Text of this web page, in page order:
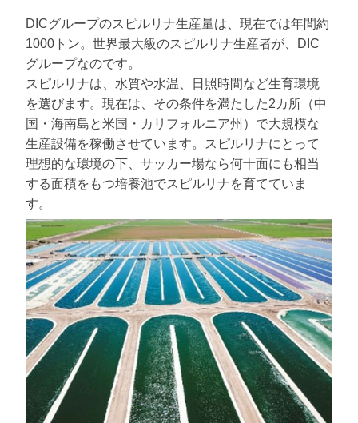
DICグループのスピルリナ生産量は、現在では年間約
1000トン。世界最大級のスピルリナ生産者が、DIC
グループなのです。
スピルリナは、水質や水温、日照時間など生育環境
を選びます。現在は、その条件を満たした2カ所（中
国・海南島と米国・カリフォルニア州）で大規模な
生産設備を稼働させています。スピルリナにとって
理想的な環境の下、サッカー場なら何十面にも相当
する面積をもつ培養池でスピルリナを育てていま
す。